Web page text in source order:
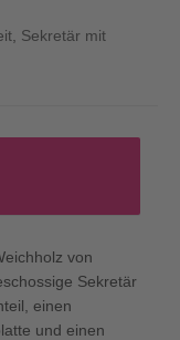
Sekretär mit
von
Sekretär
einen
und einen